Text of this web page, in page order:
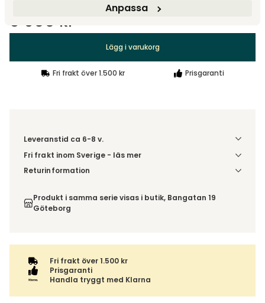
Anpassa
8 900 kr
Lägg i varukorg
Fri frakt över 1.500 kr Prisgaranti
Leveranstid ca 6-8 v.
Fri frakt inom Sverige - läs mer
Denna vara skickas till ett ombud. Du väljer själv i kassan
varan ihop med andra produkter skickas hela ordern
tillsammans med samma fraktalternativ.
Returinformation
inte av ångerrätten.
Produkt i samma serie visas i butik, Bangatan 19
Göteborg
Fri frakt över 1.500 kr
Prisgaranti
Handla tryggt med Klarna